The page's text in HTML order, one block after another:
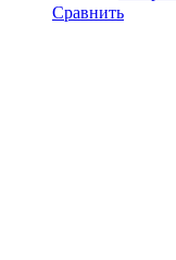
Сравнить